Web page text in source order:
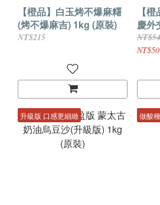
【橙品】白玉烤不爆麻糬
(烤不爆麻吉) 1kg (原裝)
NT$215
【
慶外
升級版 口感更細緻 做酸